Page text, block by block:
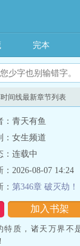
完本
间线最新章节列表
：青天有鱼
：女生频道
：连载中
加入书架
：2026-08-07 14:24
第346章 破灭劫！
特质，诸天万界不